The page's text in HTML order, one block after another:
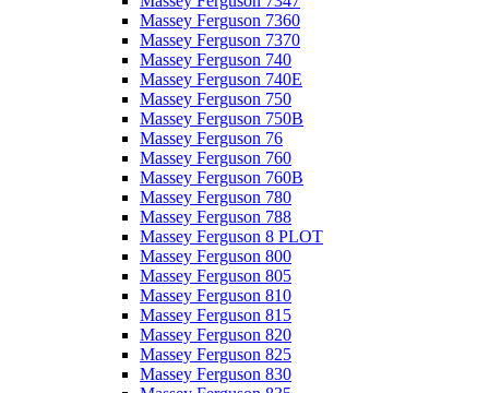
Massey Ferguson 7360
Massey Ferguson 7370
Massey Ferguson 740
Massey Ferguson 740E
Massey Ferguson 750
Massey Ferguson 750B
Massey Ferguson 76
Massey Ferguson 760
Massey Ferguson 760B
Massey Ferguson 780
Massey Ferguson 788
Massey Ferguson 8 PLOT
Massey Ferguson 800
Massey Ferguson 805
Massey Ferguson 810
Massey Ferguson 815
Massey Ferguson 820
Massey Ferguson 825
Massey Ferguson 830